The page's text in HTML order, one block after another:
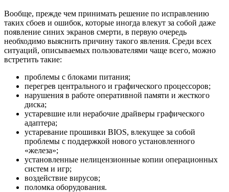
Вообще, прежде чем принимать решение по исправлению
таких сбоев и ошибок, которые иногда влекут за собой даже
появление синих экранов смерти, в первую очередь
необходимо выяснить причину такого явления. Среди всех
ситуаций, описываемых пользователями чаще всего, можно
встретить такие:
проблемы с блоками питания;
перегрев центрального и графического процессоров;
нарушения в работе оперативной памяти и жесткого
диска;
устаревшие или нерабочие драйверы графического
адаптера;
устаревание прошивки BIOS, влекущее за собой
проблемы с поддержкой нового установленного
«железа»;
установленные нелицензионные копии операционных
систем и игр;
воздействие вирусов;
поломка оборудования.